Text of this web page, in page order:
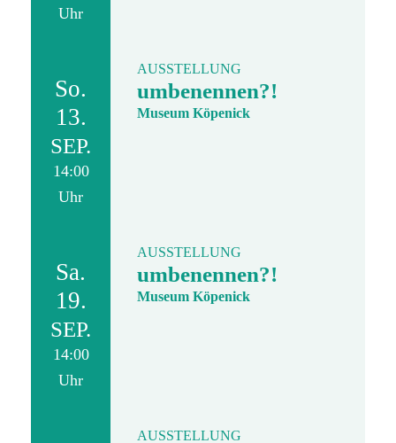
Uhr
So.
13.
SEP.
14:00
Uhr
AUSSTELLUNG
umbenennen?!
Museum Köpenick
Sa.
19.
SEP.
14:00
Uhr
AUSSTELLUNG
umbenennen?!
Museum Köpenick
AUSSTELLUNG